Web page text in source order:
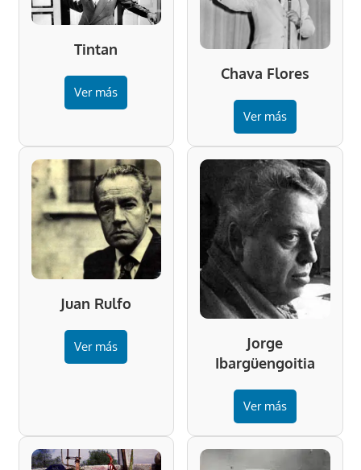
Tintan
Ver más
Chava Flores
Ver más
Juan Rulfo
Ver más
Jorge
Ibargüengoitia
Ver más